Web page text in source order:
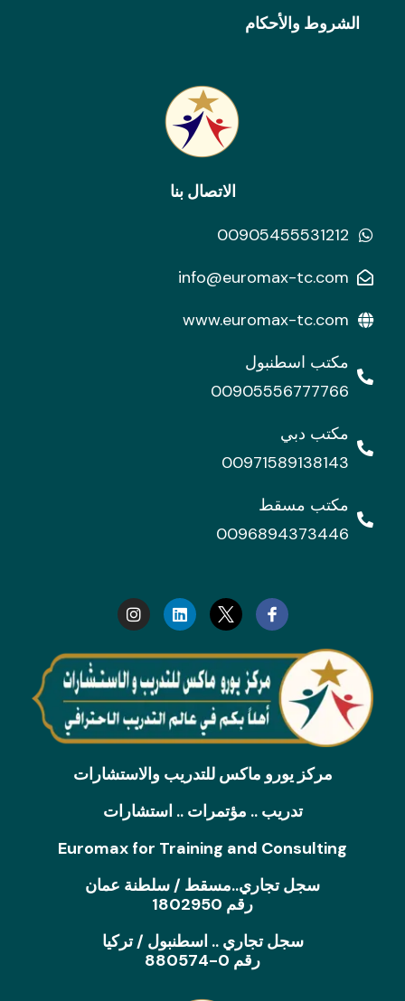
الشروط والأحكام
الاتصال بنا
00905455531212
info@euromax-tc.com
www.euromax-tc.com
مكتب اسطنبول
00905556777766
مكتب دبي
00971589138143
مكتب مسقط
0096894373446
n
k
d
i
n
s
t
g
r
a
m
مركز يورو ماكس للتدريب والاستشارات
تدريب .. مؤتمرات .. استشارات
Euromax for Training and Consulting
سجل تجاري..مسقط / سلطنة عمان
رقم 1802950
سجل تجاري .. اسطنبول / تركيا
رقم 0-880574